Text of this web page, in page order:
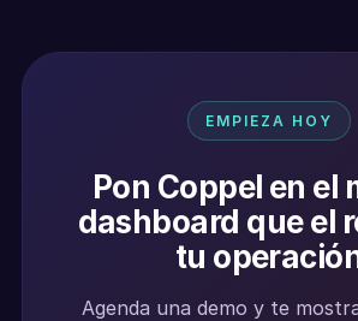
EMPIEZA HOY
Pon Coppel en el
dashboard que el
tu
Agenda una demo y te